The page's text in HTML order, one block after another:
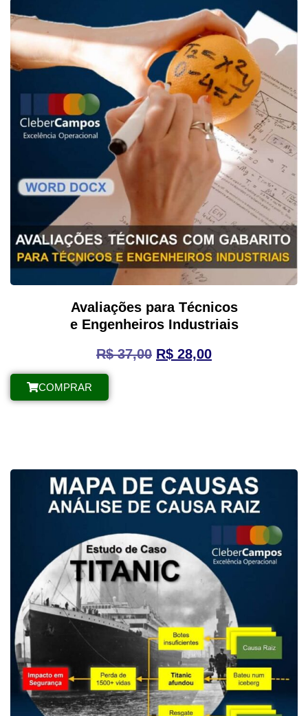
Avaliações para Técnicos
e Engenheiros Industriais
R$37,00 R$ 28,00
COMPRAR